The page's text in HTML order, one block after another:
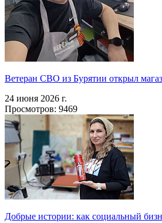
Ветеран СВО из Бурятии открыл
24 июня 2026 г.
Просмотров: 9469
Добрые истории: как социальный